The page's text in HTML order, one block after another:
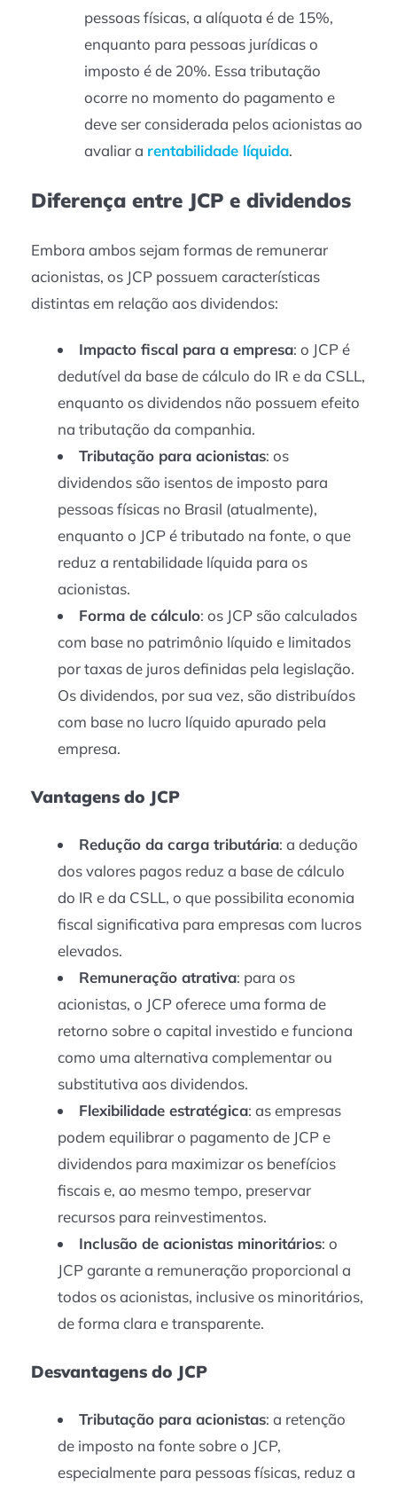
pessoas físicas, a alíquota é de 15%,
enquanto para pessoas jurídicas o
imposto é de 20%. Essa tributação
ocorre no momento do pagamento e
deve ser considerada pelos acionistas ao
avaliar a rentabilidade líquida.
Diferença entre JCP e dividendos
Embora ambos sejam formas de remunerar
acionistas, os JCP possuem características
distintas em relação aos dividendos:
Impacto fiscal para a empresa: o JCP é
dedutível da base de cálculo do IR e da CSLL,
enquanto os dividendos não possuem efeito
na tributação da companhia.
Tributação para acionistas: os
dividendos são isentos de imposto para
pessoas físicas no Brasil (atualmente),
enquanto o JCP é tributado na fonte, o que
reduz a rentabilidade líquida para os
acionistas.
Forma de cálculo: os JCP são calculados
com base no patrimônio líquido e limitados
por taxas de juros definidas pela legislação.
Os dividendos, por sua vez, são distribuídos
com base no lucro líquido apurado pela
empresa.
Vantagens do JCP
Redução da carga tributária: a dedução
dos valores pagos reduz a base de cálculo
do IR e da CSLL, o que possibilita economia
fiscal significativa para empresas com lucros
elevados.
Remuneração atrativa: para os
acionistas, o JCP oferece uma forma de
retorno sobre o capital investido e funciona
como uma alternativa complementar ou
substitutiva aos dividendos.
Flexibilidade estratégica: as empresas
podem equilibrar o pagamento de JCP e
dividendos para maximizar os benefícios
fiscais e, ao mesmo tempo, preservar
recursos para reinvestimentos.
Inclusão de acionistas minoritários: o
JCP garante a remuneração proporcional a
todos os acionistas, inclusive os minoritários,
de forma clara e transparente.
Desvantagens do JCP
Tributação para acionistas: a retenção
de imposto na fonte sobre o JCP,
especialmente para pessoas físicas, reduz a